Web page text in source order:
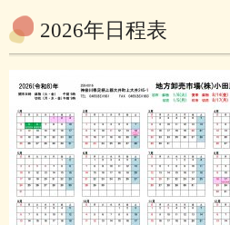
2026年日程表